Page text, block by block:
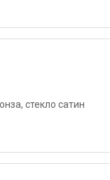
стекло сатин